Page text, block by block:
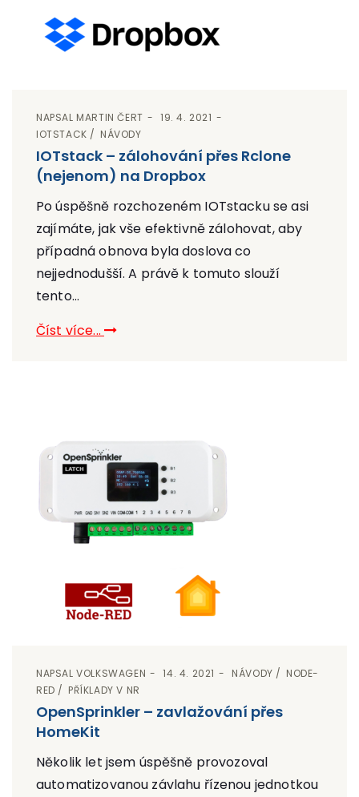
NAPSAL MARTIN ČERT
19. 4. 2021
IOTSTACK
NÁVODY
IOTstack – zálohování přes Rclone
(nejenom) na Dropbox
Po úspěšně rozchozeném IOTstacku se asi
zajímáte, jak vše efektivně zálohovat, aby
případná obnova byla doslova co
nejjednodušší. A právě k tomuto slouží
tento...
Číst více...
NAPSALVOLKSWAGEN 14. 4. 2021 NÁVODY
NODE-
RED
PŘÍKLADY V NR
OpenSprinkler – zavlažování přes
HomeKit
Několik let jsem úspěšně provozoval
automatizovanou závlahu řízenou jednotkou